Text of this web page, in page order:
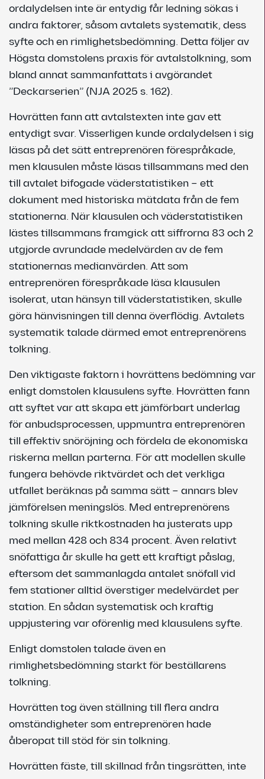
ordalydelsen inte är entydig får ledning sökas i
andra faktorer, såsom avtalets systematik, dess
syfte och en rimlighetsbedömning. Detta följer av
Högsta domstolens praxis för avtalstolkning, som
bland annat sammanfattats i avgörandet
”Deckarserien” (NJA 2025 s. 162).
Hovrätten fann att avtalstexten inte gav ett
entydigt svar. Visserligen kunde ordalydelsen i sig
läsas på det sätt entreprenören förespråkade,
men klausulen måste läsas tillsammans med den
till avtalet bifogade väderstatistiken – ett
dokument med historiska mätdata från de fem
stationerna. När klausulen och väderstatistiken
lästes tillsammans framgick att siffrorna 83 och 2
utgjorde avrundade medelvärden av de fem
stationernas medianvärden. Att som
entreprenören förespråkade läsa klausulen
isolerat, utan hänsyn till väderstatistiken, skulle
göra hänvisningen till denna överflödig. Avtalets
systematik talade därmed emot entreprenörens
tolkning.
Den viktigaste faktorn i hovrättens bedömning var
enligt domstolen klausulens syfte. Hovrätten fann
att syftet var att skapa ett jämförbart underlag
för anbudsprocessen, uppmuntra entreprenören
till effektiv snöröjning och fördela de ekonomiska
riskerna mellan parterna. För att modellen skulle
fungera behövde riktvärdet och det verkliga
utfallet beräknas på samma sätt – annars blev
jämförelsen meningslös. Med entreprenörens
tolkning skulle riktkostnaden ha justerats upp
med mellan 428 och 834 procent. Även relativt
snöfattiga år skulle ha gett ett kraftigt påslag,
eftersom det sammanlagda antalet snöfall vid
fem stationer alltid överstiger medelvärdet per
station. En sådan systematisk och kraftig
uppjustering var oförenlig med klausulens syfte.
Enligt domstolen talade även en
rimlighetsbedömning starkt för beställarens
tolkning.
Hovrätten tog även ställning till flera andra
omständigheter som entreprenören hade
åberopat till stöd för sin tolkning.
Hovrätten fäste, till skillnad från tingsrätten, inte